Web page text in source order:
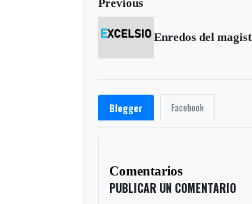
Previous
Blogger Facebook
Comentarios
PUBLICAR UN COMENTARIO